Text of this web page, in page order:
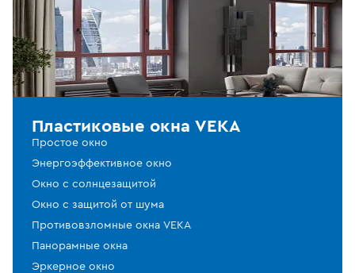
Пластиковые окна VEKA
Простое окно
Энергоэффективное окно
Окно с солнцезащитой
Окно с защитой от шума
Противовзломные окна VEKA
Панорамные окна
Эркерное окно